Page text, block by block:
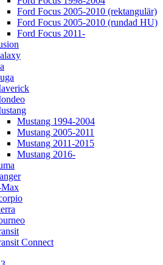
Ford Focus 2005-2010 (rektangulär)
Ford Focus 2005-2010 (rundad HU)
Ford Focus 2011-
Mustang 1994-2004
Mustang 2005-2011
Mustang 2011-2015
Mustang 2016-
Max
Connect